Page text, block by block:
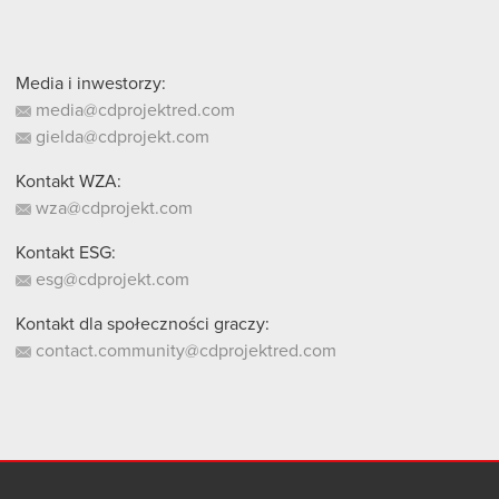
Media i inwestorzy:
media@cdprojektred.com
gielda@cdprojekt.com
Kontakt WZA:
wza@cdprojekt.com
Kontakt ESG:
esg@cdprojekt.com
Kontakt dla społeczności graczy:
contact.community@cdprojektred.com